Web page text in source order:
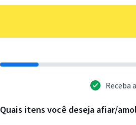
Receba
Quais itens você deseja afiar/